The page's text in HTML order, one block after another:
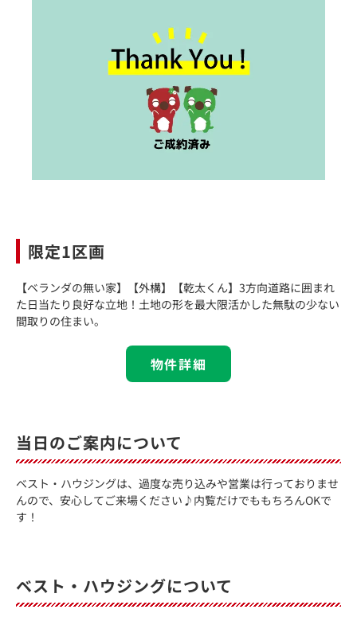
限定1区画
【ベランダの無い家】【外構】【乾太くん】3方向道路に囲まれ
た日当たり良好な立地！土地の形を最大限活かした無駄の少ない
間取りの住まい。
物件詳細
当日のご案内について
ベスト・ハウジングは、過度な売り込みや営業は行っておりませ
んので、安心してご来場ください♪内覧だけでももちろんOKで
す！
ベスト・ハウジングについて